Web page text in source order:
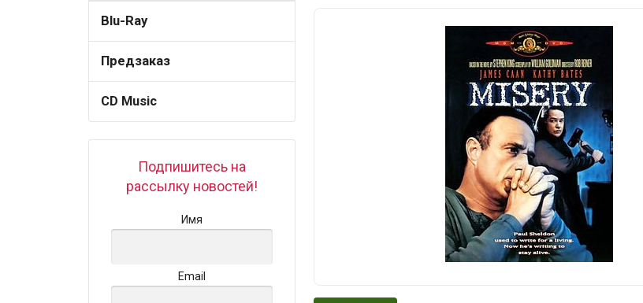
Blu-Ray
Предзаказ
CD Music
Подпишитесь на
рассылку новостей!
Имя
Email